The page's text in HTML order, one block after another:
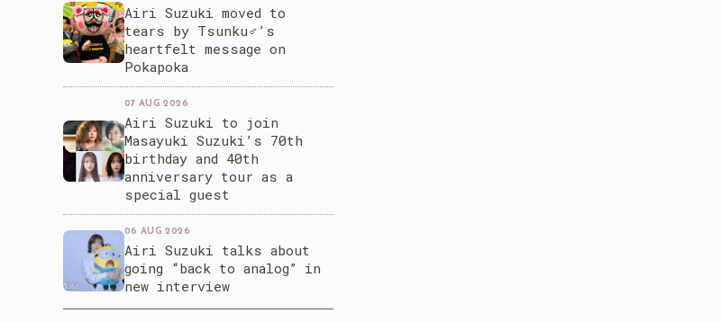
Airi Suzuki moved to
tears by Tsunku♂’s
heartfelt message on
Pokapoka
07 AUG 2026
Airi Suzuki to join
Masayuki Suzuki’s 70th
birthday and 40th
anniversary tour as a
special guest
06 AUG 2026
Airi Suzuki talks about
going “back to analog” in
new interview